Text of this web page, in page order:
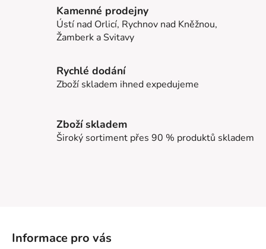
Kamenné prodejny
Ústí nad Orlicí, Rychnov nad Kněžnou,
Žamberk a Svitavy
Rychlé dodání
Zboží skladem ihned expedujeme
Zboží skladem
Široký sortiment přes 90 % produktů skladem
Informace pro vás